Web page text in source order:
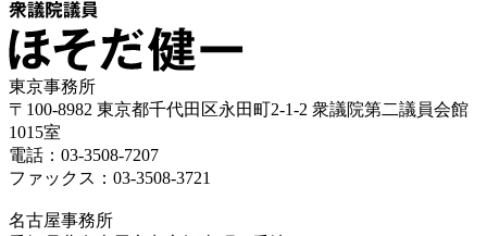
東京事務所
〒100-8982 東京都千代田区永田町2-1-2 衆議院第二議員会館
1015室
電話：03-3508-7207
ファックス：03-3508-3721
名古屋事務所